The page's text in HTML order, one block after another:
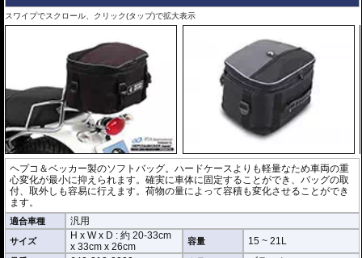
スワイプでスクロール、クリック(タップ)で拡大表示
ヘプコ＆ベッカー製のソフトバッグ。ハードケースよりも軽量なため車両の重
心変化が最小に抑えられます。確実に車体に固定することができ、バッグの取
付、取外しも容易に行えます。荷物の量によって容積も変化させることができ
ます。
適合車種 汎用
サイズ H x W x D : 約20-33cm
x33cm x26cm 容量 15 ~ 21L